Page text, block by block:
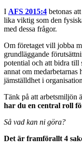
I AFS 2015:4 betonas
lika viktig som den
med dessa frågor.
Om företaget vill jobba
grundläggande
potential och att bidra till
annat om
jämställdhet i
Tänk på att arbetsmiljön
har du en central roll
Så vad kan ni göra?
Det är framförallt 4